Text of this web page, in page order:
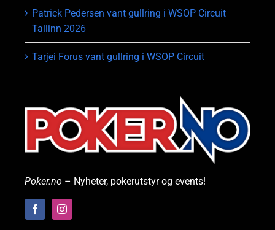
Patrick Pedersen vant gullring i WSOP Circuit
Tallinn 2026
Tarjei Forus vant gullring i WSOP Circuit
Poker.no – Nyheter, pokerutstyr og events!